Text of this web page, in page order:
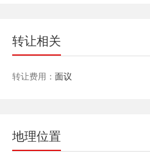
转让相关
转让费用： 面议
地理位置